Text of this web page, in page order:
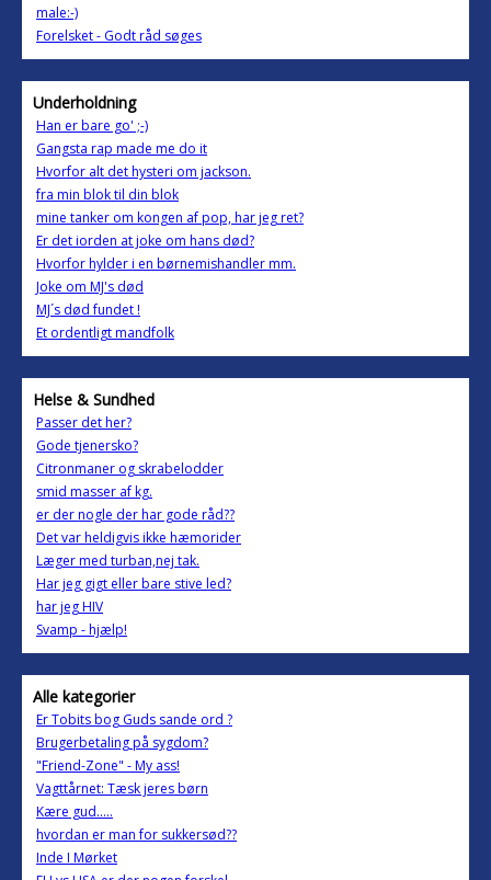
male:-)
Forelsket - Godt råd søges
Underholdning
Han er bare go' ;-)
Gangsta rap made me do it
Hvorfor alt det hysteri om jackson.
fra min blok til din blok
mine tanker om kongen af pop, har jeg ret?
Er det iorden at joke om hans død?
Hvorfor hylder i en børnemishandler mm.
Joke om MJ's død
MJ´s død fundet !
Et ordentligt mandfolk
Helse & Sundhed
Passer det her?
Gode tjenersko?
Citronmaner og skrabelodder
smid masser af kg.
er der nogle der har gode råd??
Det var heldigvis ikke hæmorider
Læger med turban,nej tak.
Har jeg gigt eller bare stive led?
har jeg HIV
Svamp - hjælp!
Alle kategorier
Er Tobits bog Guds sande ord ?
Brugerbetaling på sygdom?
"Friend-Zone" - My ass!
Vagttårnet: Tæsk jeres børn
Kære gud.....
hvordan er man for sukkersød??
Inde I Mørket